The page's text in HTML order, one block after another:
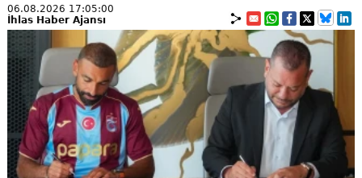
06.08.2026 17:05:00
İhlas Haber Ajansı